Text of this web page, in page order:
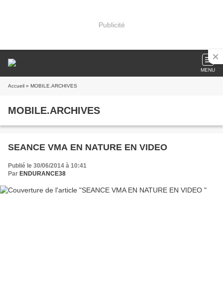
Publicité
MENU
Accueil » MOBILE.ARCHIVES
MOBILE.ARCHIVES
SEANCE VMA EN NATURE EN VIDEO
Publié le 30/06/2014 à 10:41
Par ENDURANCE38